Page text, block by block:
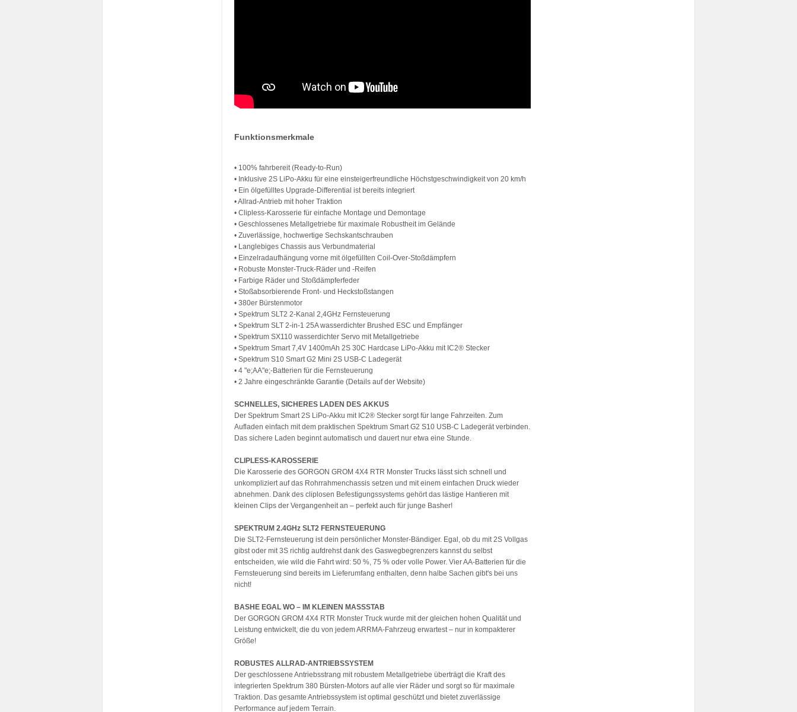
Funktionsmerkmale
• 100% fahrbereit (Ready-to-Run)
• Inklusive 2S LiPo-Akku für eine einsteigerfreundliche Höchstgeschwindigkeit von 20 km/h
• Ein ölgefülltes Upgrade-Differential ist bereits integriert
• Allrad-Antrieb mit hoher Traktion
• Clipless-Karosserie für einfache Montage und Demontage
• Geschlossenes Metallgetriebe für maximale Robustheit im Gelände
• Zuverlässige, hochwertige Sechskantschrauben
• Langlebiges Chassis aus Verbundmaterial
• Einzelradaufhängung vorne mit ölgefüllten Coil-Over-Stoßdämpfern
• Robuste Monster-Truck-Räder und -Reifen
• Farbige Räder und Stoßdämpferfeder
• Stoßabsorbierende Front- und Heckstoßstangen
• 380er Bürstenmotor
• Spektrum SLT2 2-Kanal 2,4GHz Fernsteuerung
• Spektrum SLT 2-in-1 25A wasserdichter Brushed ESC und Empfänger
• Spektrum SX110 wasserdichter Servo mit Metallgetriebe
• Spektrum Smart 7,4V 1400mAh 2S 30C Hardcase LiPo-Akku mit IC2® Stecker
• Spektrum S10 Smart G2 Mini 2S USB-C Ladegerät
• 4 "e;AA"e;-Batterien für die Fernsteuerung
• 2 Jahre eingeschränkte Garantie (Details auf der Website)
SCHNELLES, SICHERES LADEN DES AKKUS
Der Spektrum Smart 2S LiPo-Akku mit IC2® Stecker sorgt für lange Fahrzeiten. Zum
Aufladen einfach mit dem praktischen Spektrum Smart G2 S10 USB-C Ladegerät verbinden.
Das sichere Laden beginnt automatisch und dauert nur etwa eine Stunde.
CLIPLESS-KAROSSERIE
Die Karosserie des GORGON GROM 4X4 RTR Monster Trucks lässt sich schnell und
unkompliziert auf das Rohrrahmenchassis setzen und mit einem einfachen Druck wieder
abnehmen. Dank des cliplosen Befestigungssystems gehört das lästige Hantieren mit
kleinen Clips der Vergangenheit an – perfekt auch für junge Basher!
SPEKTRUM 2.4GHz SLT2 FERNSTEUERUNG
Die SLT2-Fernsteuerung ist dein persönlicher Monster-Bändiger. Egal, ob du mit 2S Vollgas
gibst oder mit 3S richtig aufdrehst dank des Gaswegbegrenzers kannst du selbst
entscheiden, wie wild die Fahrt wird: 50 %, 75 % oder volle Power. Vier AA-Batterien für die
Fernsteuerung sind bereits im Lieferumfang enthalten, denn halbe Sachen gibt's bei uns
nicht!
BASHE EGAL WO – IM KLEINEN MASSSTAB
Der GORGON GROM 4X4 RTR Monster Truck wurde mit der gleichen hohen Qualität und
Leistung entwickelt, die du von jedem ARRMA-Fahrzeug erwartest – nur in kompakterer
Größe!
ROBUSTES ALLRAD-ANTRIEBSSYSTEM
Der geschlossene Antriebsstrang mit robustem Metallgetriebe überträgt die Kraft des
integrierten Spektrum 380 Bürsten-Motors auf alle vier Räder und sorgt so für maximale
Traktion. Das gesamte Antriebssystem ist optimal geschützt und bietet zuverlässige
Performance auf jedem Terrain.